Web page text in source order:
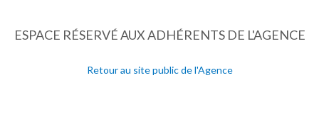
ESPACE RÉSERVÉ AUX ADHÉRENTS DE L'AGENCE
Retour au site public de l'Agence